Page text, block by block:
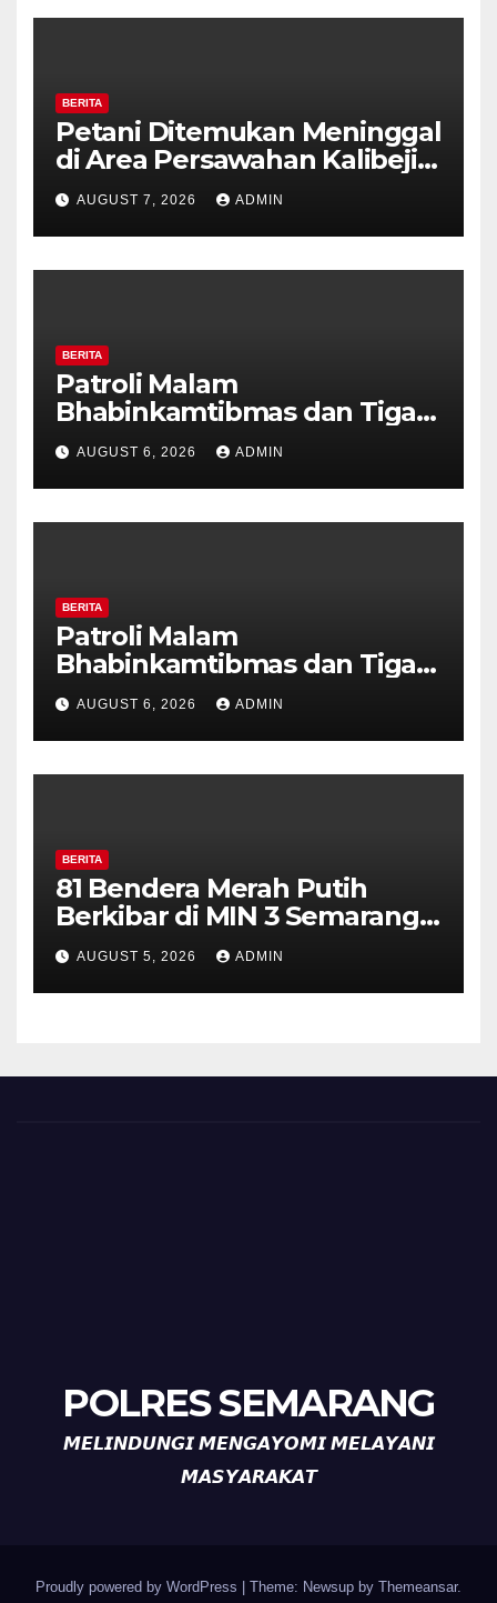
BERITA
Petani Ditemukan Meninggal
di Area Persawahan Kalibeji,
Polisi Pastikan Tidak Ada
Tanda Kekerasan
AUGUST 7, 2026 ADMIN
BERITA
Patroli Malam
Bhabinkamtibmas dan Tiga
Pilar Kelurahan Ungaran
Perkuat Kamtibmas, Warga
Diajak Aktifkan Ronda
AUGUST 6, 2026 ADMIN
BERITA
Patroli Malam
Bhabinkamtibmas dan Tiga
Pilar Kelurahan Ungaran
Perkuat Kamtibmas, Warga
Diajak Aktifkan Ronda
AUGUST 6, 2026 ADMIN
BERITA
81 Bendera Merah Putih
Berkibar di MIN 3 Semarang,
Bhabinkamtibmas Desa
Timpik Hadiri Peringatan
HUT ke-81 Kemerdekaan RI
AUGUST 5, 2026 ADMIN
POLRES SEMARANG
𝙈𝙀𝙇𝙄𝙉𝘿𝙐𝙉𝙂𝙄 𝙈𝙀𝙉𝙂𝘼𝙔𝙊𝙈𝙄 𝙈𝙀𝙇𝘼𝙔𝘼𝙉𝙄
𝙈𝘼𝙎𝙔𝘼𝙍𝘼𝙆𝘼𝙏
Proudly powered by WordPress Theme: Newsup by Themeansar.